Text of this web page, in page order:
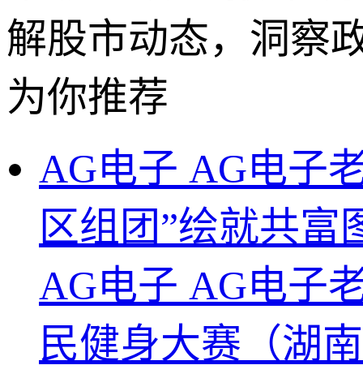
解股市动态，洞察
为你推荐
AG电子 AG电子
区组团”绘就共富
AG电子 AG电子
民健身大赛（湖